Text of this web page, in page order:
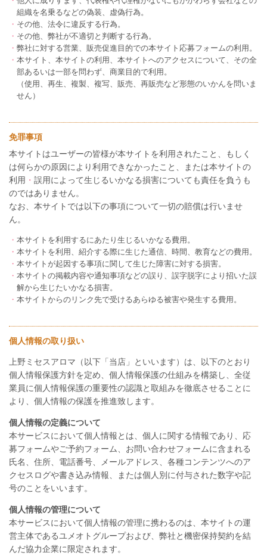
組織を名乗るなどの偽装、虚偽行為。
・ その他、法令に違反する行為。
・ その他、弊社が不適切と判断する行為。
・ 弊社に対する営業、販売促進目的での本サイト応募フォームの利用。
・ 本サイト、本サイトの利用、本サイトへのアクセスについて、その全
部あるいは一部を問わず、商業目的で利用。
（使用、再生、複製、複写、販売、再販売など形態のいかんを問いま
せん）
免罪事項
本サイトはユーザーの皆様が本サイトを利用されたこと、もしく
は何らかの原因により利用できなかったこと、または本サイトの
利用 ・ 誤用によって生じるいかなる損害についても責任を負うも
のではありません。
なお、本サイトでは以下の事項について一切の賠償は行いませ
ん。
・ 本サイトを利用するにあたり生じるいかなる費用。
・ 本サイトを利用、紹介する際に生じた通信、時間、教育などの費用。
・ 本サイトが起因する事項に関して生じた障害に対する損害。
・ 本サイトの掲載内容や通知事項などの誤り、誤字脱字により招いた誤
解から生じたいかなる損害。
・ 本サイトからのリンク先で受けるあらゆる被害や発生する費用。
個人情報の取り扱い
上野ミセスアロマ（以下「当店」といいます）は、以下のとおり
個人情報保護方針を定め、個人情報保護の仕組みを構築し、全従
業員に個人情報保護の重要性の認識と取組みを徹底させることに
より、個人情報の保護を推進致します。
個人情報の定義について
本サービスにおいて個人情報とは、個人に関する情報であり、応
募フォームやご予約フォーム、お問い合わせフォームに含まれる
氏名、住所、電話番号、メールアドレス、各種コンテンツへのア
クセスログや書き込み情報、または個人別に付与された数字や記
号のことをいいます。
個人情報の管理について
本サービスにおいて個人情報の管理に携わるのは、本サイトの運
営主体であるユメオトグループおよび、弊社と機密保持契約を結
んだ協力企業に限定されます。